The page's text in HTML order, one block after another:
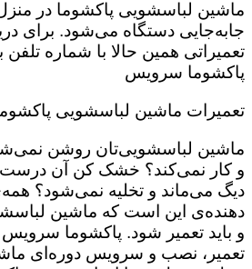
ماشین لباسشویی پاکشوما در منزل
جابه‌جایی دستگاه می‌شود. برای
تعمیراتی همین حالا با شماره تلفن
پاکشوما سرویس
تعمیرات ماشین لباسشویی پاکشوما
ماشین لباسشویی‌تان روشن
و کار نمی‌کند؟ خشک کن آن درست
دیگ می‌ماند و تخلیه نمی‌شود؟
دهنده‌ی این است که ماشین
و باید تعمیر شود. پاکشوما
تعمیر، نصب و سرویس دوره‌ای